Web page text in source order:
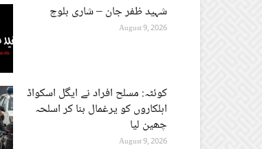
شہید ظفر جان – شاری بلوچ
August 9, 2026
کوئٹہ: مسلح افراد نے ایگل اسکواڈ
اہلکاروں کو یرغمال بنا کر اسلحہ
چھین لیا
August 9, 2026